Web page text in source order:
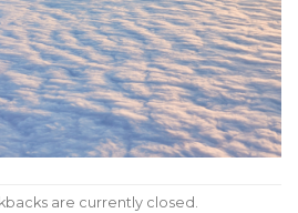
are currently closed.